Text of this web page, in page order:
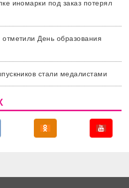
иномарки под заказ потерял
День образования
стали медалистами